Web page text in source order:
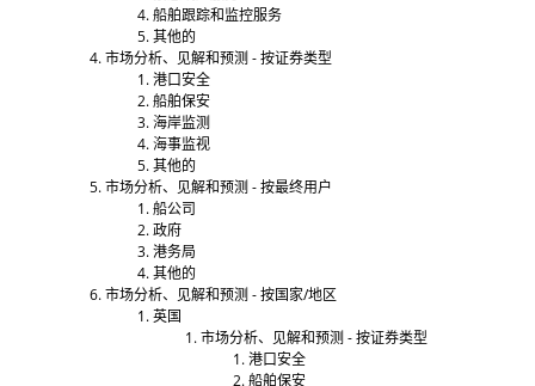
船舶跟踪和监控服务
其他的
市场分析、见解和预测 - 按证券类型
港口安全
船舶保安
海岸监测
海事监视
其他的
市场分析、见解和预测 - 按最终用户
船公司
政府
港务局
其他的
市场分析、见解和预测 - 按国家/地区
英国
市场分析、见解和预测 - 按证券类型
港口安全
船舶保安